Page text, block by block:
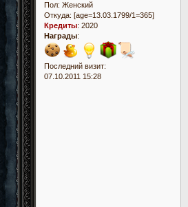
Пол: Женский
Откуда: [age=13.03.1799/1=365]
Кредиты: 2020
Награды:
Последний визит:
07.10.2011 15:28